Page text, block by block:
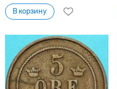
В корзину